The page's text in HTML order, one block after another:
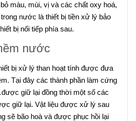
màu, mùi, vị và các chất oxy hoá,
nước là thiết bị tiền xử lý bảo
bị nối tiếp phía sau.
nước
bị xử lý than hoạt tính được đưa
Tại đây các thành phần làm cứng
giữ lại đồng thời một số các
giữ lại. Vật liệu được xử lý sau
sẽ bão hoà và được phục hồi lại